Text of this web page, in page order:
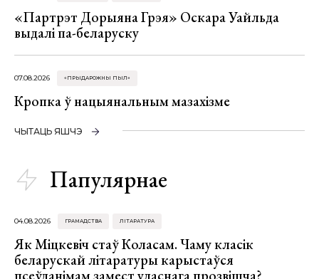
«Партрэт Дорыяна Грэя» Оскара Уайльда
выдалі па-беларуску
07.08.2026 «ПРЫДАРОЖНЫ ПЫЛ»
Кропка ў нацыянальным мазахізме
ЧЫТАЦЬ ЯШЧЭ
Папулярнае
04.08.2026 ГРАМАДСТВА ЛІТАРАТУРА
Як Міцкевіч стаў Коласам. Чаму класік
беларускай літаратуры карыстаўся
псеўданімам замест уласнага прозвішча?